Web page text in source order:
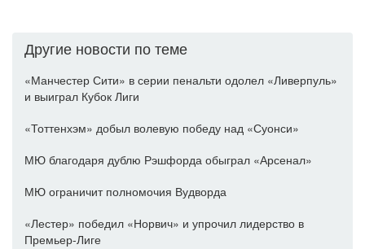
Другие новости по теме
«Манчестер Сити» в серии пенальти одолел «Ливерпуль»
и выиграл Кубок Лиги
«Тоттенхэм» добыл волевую победу над «Суонси»
МЮ благодаря дублю Рэшфорда обыграл «Арсенал»
МЮ ограничит полномочия Вудворда
«Лестер» победил «Норвич» и упрочил лидерство в
Премьер-Лиге